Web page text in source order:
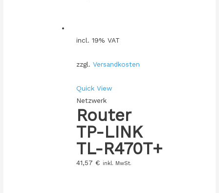
incl. 19% VAT
zzgl. Versandkosten
Quick View
Netzwerk
Router
TP-LINK
TL-R470T+
41,57 € inkl. MwSt.